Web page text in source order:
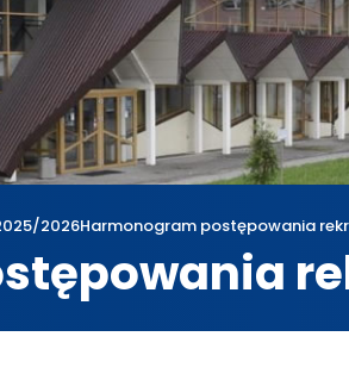
2026Harmonogram postępowania